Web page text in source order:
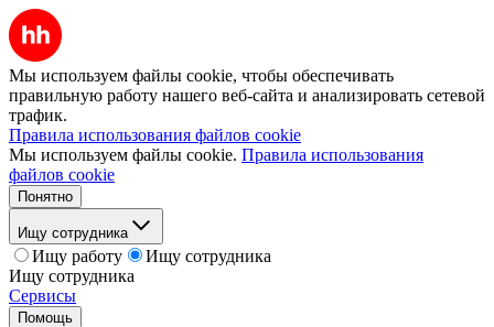
Мы используем файлы cookie, чтобы обеспечивать
правильную работу нашего веб-сайта и анализировать сетевой
трафик.
Правила использования файлов cookie
Мы используем файлы cookie. Правила использования
файлов cookie
Понятно
Ищу сотрудника
Ищу работу
Ищу сотрудника
Ищу сотрудника
Сервисы
Помощь